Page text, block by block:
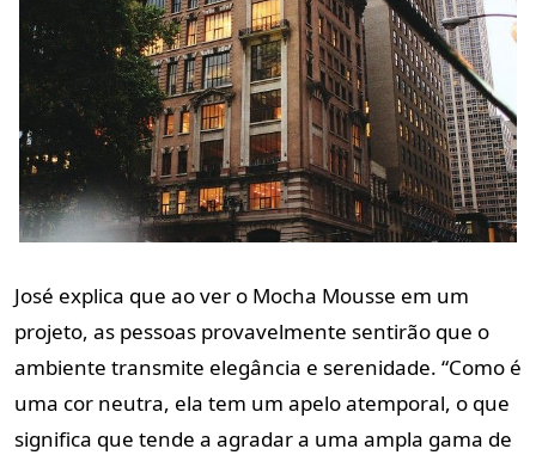
José explica que ao ver o Mocha Mousse em um
projeto, as pessoas provavelmente sentirão que o
ambiente transmite elegância e serenidade. “Como é
uma cor neutra, ela tem um apelo atemporal, o que
significa que tende a agradar a uma ampla gama de